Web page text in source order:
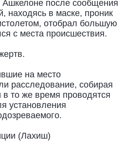
после сообщения
находясь в маске, проник
отобрал большую
с места происшествия.
на место
расследование, собирая
в то же время проводятся
установления
(Лахиш)